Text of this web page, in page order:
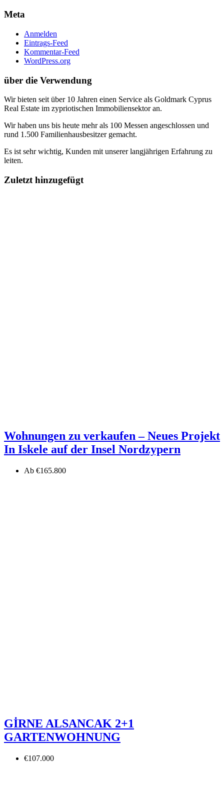
Meta
Anmelden
Eintrags-Feed
Kommentar-Feed
WordPress.org
über die Verwendung
Wir bieten seit über 10 Jahren einen Service als Goldmark Cyprus
Real Estate im zypriotischen Immobiliensektor an.
Wir haben uns bis heute mehr als 100 Messen angeschlossen und
rund 1.500 Familienhausbesitzer gemacht.
Es ist sehr wichtig, Kunden mit unserer langjährigen Erfahrung zu
leiten.
Zuletzt hinzugefügt
Wohnungen zu verkaufen – Neues Projekt
In Iskele auf der Insel Nordzypern
Ab €165.800
GİRNE ALSANCAK 2+1
GARTENWOHNUNG
€107.000